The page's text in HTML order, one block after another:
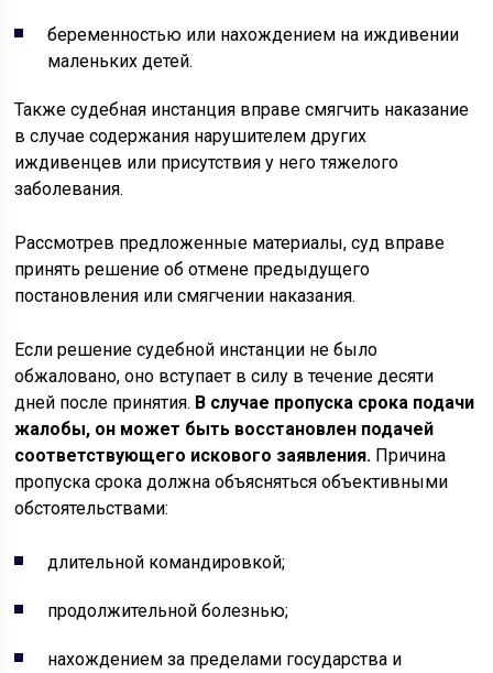
беременностью или нахождением на иждивении
маленьких детей.
Также судебная инстанция вправе смягчить наказание
в случае содержания нарушителем других
иждивенцев или присутствия у него тяжелого
заболевания.
Рассмотрев предложенные материалы, суд вправе
принять решение об отмене предыдущего
постановления или смягчении наказания.
Если решение судебной инстанции не было
обжаловано, оно вступает в силу в течение десяти
дней после принятия. В случае пропуска срока подачи
жалобы, он может быть восстановлен подачей
соответствующего искового заявления. Причина
пропуска срока должна объясняться объективными
обстоятельствами:
длительной командировкой;
продолжительной болезнью;
нахождением за пределами государства и